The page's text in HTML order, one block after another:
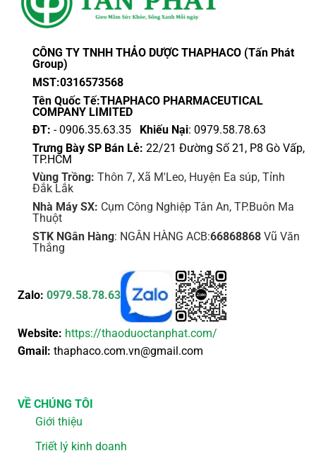
CÔNG TY TNHH THẢO DƯỢC THAPHACO (Tấn Phát
Group)
MST:0316573568
Tên Quốc Tế:THAPHACO PHARMACEUTICAL
COMPANY LIMITED
ĐT: - 0906.35.63.35 Khiếu Nại: 0979.58.78.63
Trưng Bày SP Bán Lẻ: 22/21 Đường Số 21, P8 Gò Vấp,
TP.HCM
Vùng Trồng: Thôn 7, Xã M'Leo, Huyện Ea súp, Tỉnh
Đắk Lắk
Nhà Máy SX: Cụm Công Nghiệp Tân An, TP.Buôn Ma
Thuột
STK NGân Hàng: NGÂN HÀNG ACB:66868868Vũ Văn
Thắng
Zalo: 0979.58.78.63
Website: https://thaoduoctanphat.com/
Gmail: thaphaco.com.vn@gmail.com
VỀ CHÚNG TÔI
Giới thiệu
Triết lý kinh doanh